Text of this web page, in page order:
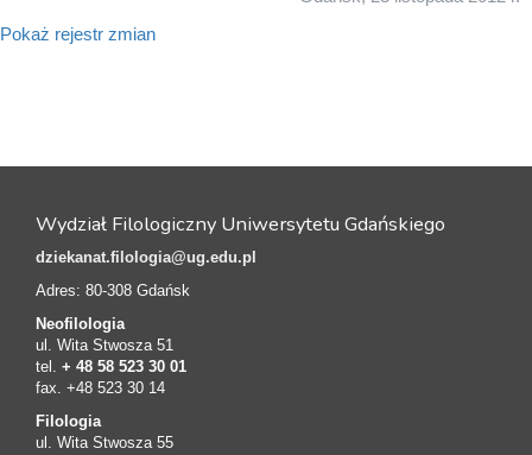
Pokaż rejestr zmian
Wydział Filologiczny Uniwersytetu Gdańskiego
dziekanat.filologia@ug.edu.pl
Adres: 80-308 Gdańsk
Neofilologia
ul. Wita Stwosza 51
tel. + 48 58 523 30 01
fax. +48 523 30 14
Filologia
ul. Wita Stwosza 55